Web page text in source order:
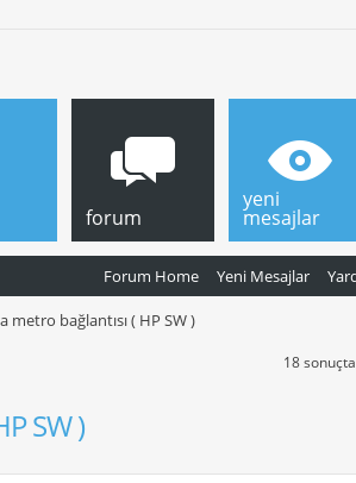
forum
Forum Home Yeni Mesajlar
yeni
mesajlar
bağlantısı ( HP SW )
18
SW )